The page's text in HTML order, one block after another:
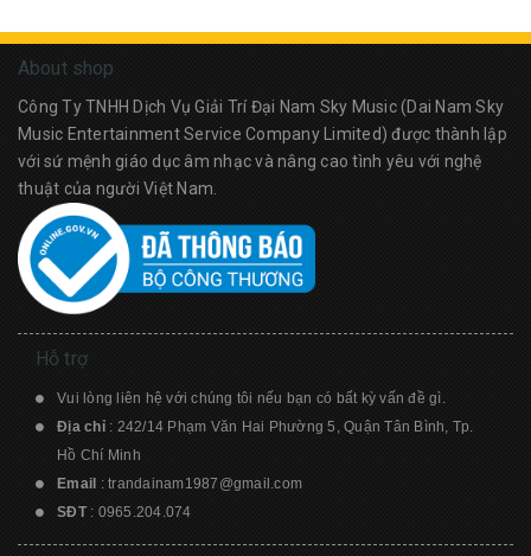
About shop
Công Ty TNHH Dịch Vụ Giải Trí Đại Nam Sky Music (Dai Nam Sky
Music Entertainment Service Company Limited) được thành lập
với sứ mệnh giáo dục âm nhạc và nâng cao tình yêu với nghệ
thuật của người Việt Nam.
Hỗ trợ
Vui lòng liên hệ với chúng tôi nếu bạn có bất kỳ vấn đề gì.
Địa chỉ : 242/14 Phạm Văn Hai Phường 5, Quận Tân Bình, Tp.
Hồ Chí Minh
Email : trandainam1987@gmail.com
SĐT : 0965.204.074